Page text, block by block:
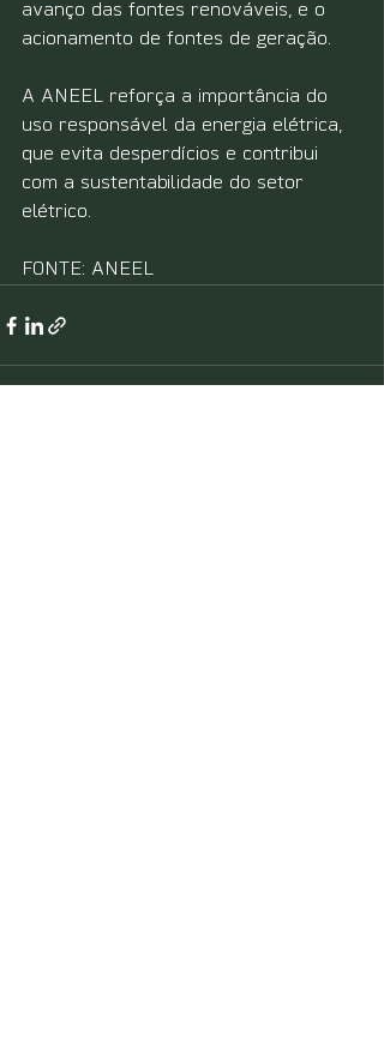
avanço das fontes renováveis, e o
acionamento de fontes de geração.
A ANEEL reforça a importância do
uso responsável da energia elétrica,
que evita desperdícios e contribui
com a sustentabilidade do setor
elétrico.
FONTE: ANEEL